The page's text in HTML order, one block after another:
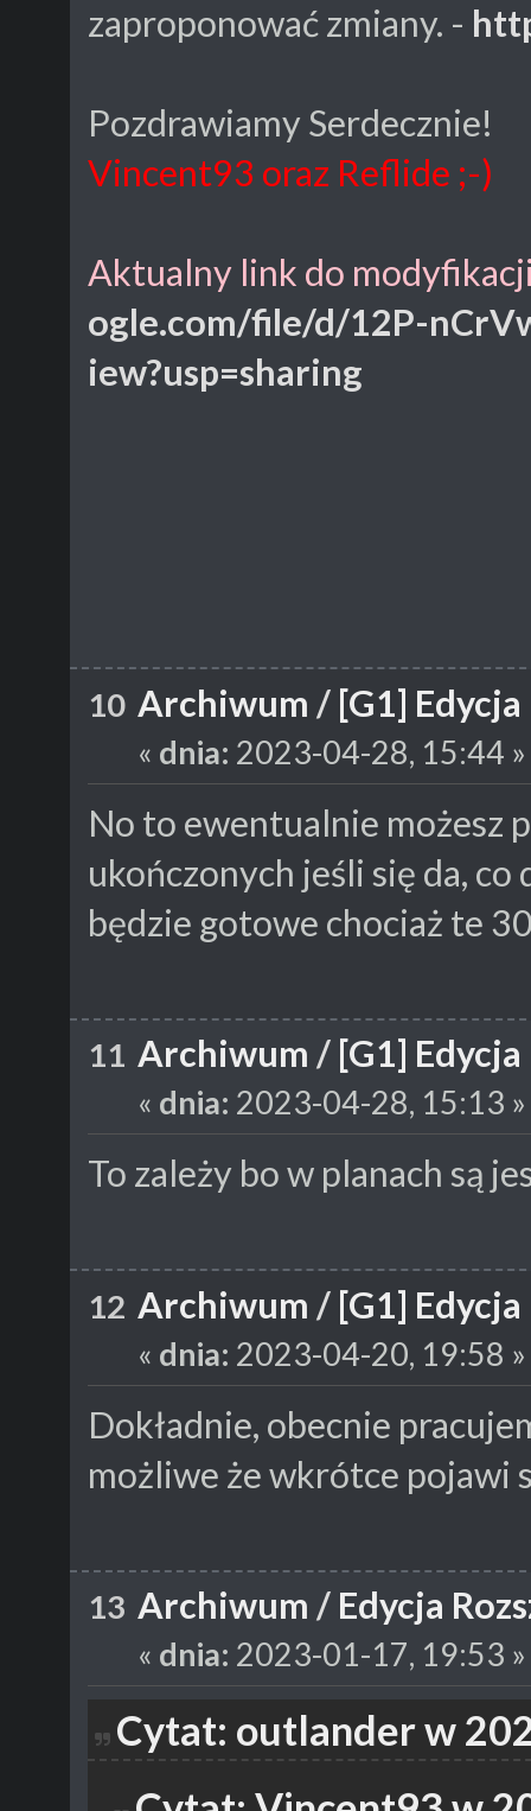
zaproponować zmiany. -
Pozdrawiamy Serdecznie!
Vincent93 oraz Reflide ;-)
Aktualny link do
ogle.com/file/d/12P-
iew?usp=sharing
10 Archiwum / [G1]
« dnia: 2023-04-28, 15:44 »
No to ewentualnie możesz
ukończonych jeśli się da,
będzie gotowe chociaż te
11 Archiwum / [G1]
« dnia: 2023-04-28, 15:13 »
To zależy bo w planach są
12 Archiwum / [G1]
« dnia: 2023-04-20, 19:58 »
Dokładnie, obecnie
możliwe że wkrótce pojawi
13 Archiwum / Edycja
« dnia: 2023-01-17, 19:53 »
Cytat: outlander w